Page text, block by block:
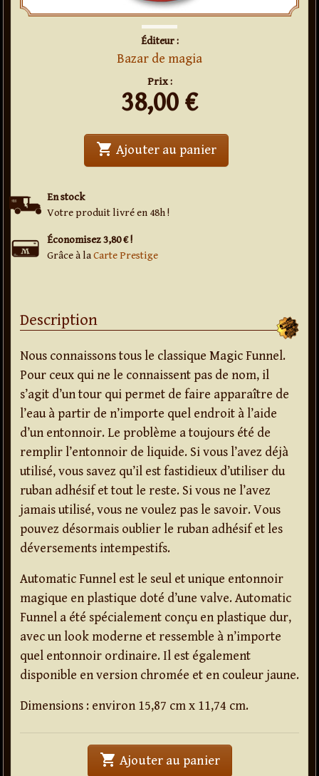
Éditeur :
Bazar de magia
Prix :
38,00 €
En stock
Votre produit livré en 48h !
Économisez 3,80 € !
Grâce à laCarte Prestige
shopping_cart Ajouter au panier' . Automatic
Description
Nous connaissons tous le classique Magic Funnel.
Pour ceux qui ne le connaissent pas de nom, il
s’agit d’un tour qui permet de faire apparaître de
l’eau à partir de n’importe quel endroit à l’aide
d’un entonnoir. Le problème a toujours été de
remplir l’entonnoir de liquide. Si vous l’avez déjà
utilisé, vous savez qu’il est fastidieux d’utiliser du
ruban adhésif et tout le reste. Si vous ne l’avez
jamais utilisé, vous ne voulez pas le savoir. Vous
pouvez désormais oublier le ruban adhésif et les
déversements intempestifs.
Automatic Funnel est le seul et unique entonnoir
magique en plastique doté d’une valve. Automatic
Funnel a été spécialement conçu en plastique dur,
avec un look moderne et ressemble à n’importe
quel entonnoir ordinaire. Il est également
disponible en version chromée et en couleur jaune.
Dimensions : environ 15,87 cm x 11,74 cm.
shopping_cart Ajouter au panier' . Automatic